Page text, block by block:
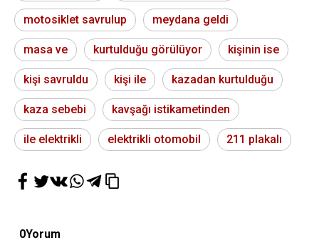
motosiklet savrulup meydana geldi
masa ve kurtulduğu görülüyor kişinin ise
kişi savruldu kişi ile kazadan kurtulduğu
kaza sebebi kavşağı istikametinden
ile elektrikli elektrikli otomobil 211 plakalı
0Yorum